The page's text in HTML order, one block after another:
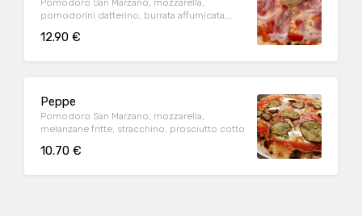
Pomodoro San Marzano, mozzarella,
pomodorini datterino, burrata affumicata,
12.90 €
Peppe
Pomodoro San Marzano, mozzarella,
melanzane fritte, stracchino, prosciutto cotto
10.70 €